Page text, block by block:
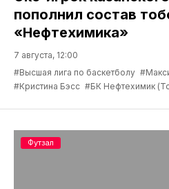
пополнил состав
«Нефтехимика»
7 августа, 12:00
#Высшая лига по баскетболу
#Кристина Бэсс #БК Нефтехимик
Футзал